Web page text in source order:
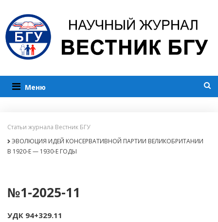
Меню
Статьи журнала Вестник БГУ
ЭВОЛЮЦИЯ ИДЕЙ КОНСЕРВАТИВНОЙ ПАРТИИ ВЕЛИКОБРИТАНИИ
В 1920-Е — 1930-Е ГОДЫ
№1-2025-11
УДК 94+329.11